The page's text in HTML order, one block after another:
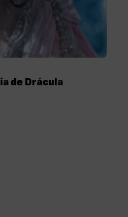
de Drácula